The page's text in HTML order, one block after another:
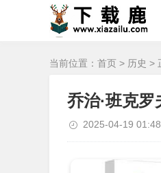
当前位置： 首页 > 历史 >
乔治·班克
2025-04-19